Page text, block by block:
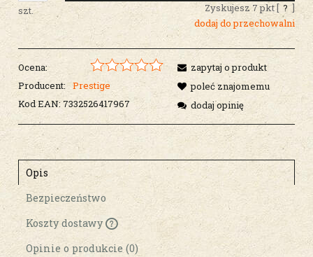
szt. Zyskujesz7pkt [ ? ]
dodaj do przechowalni
Ocena:
Producent:
Prestige
Kod EAN: 7332526417967
zapytaj o produkt
poleć znajomemu
dodaj opinię
Opis
Bezpieczeństwo
Koszty dostawy
Cena nie zawiera ewentualnych kosztów
płatności
Opinie o produkcie (0)